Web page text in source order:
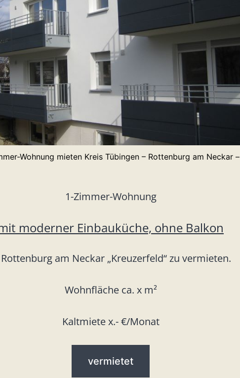
Wohnung mieten Kreis Tübingen – Rottenburg am Neckar –
1-Zimmer-Wohnung
moderner Einbauküche, ohne Balkon
am Neckar „Kreuzerfeld“ zu vermieten.
Wohnfläche ca. x m²
Kaltmiete x.- €/Monat
vermietet